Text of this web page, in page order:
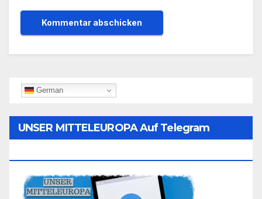
German
UNSER MITTELEUROPA Auf Telegram